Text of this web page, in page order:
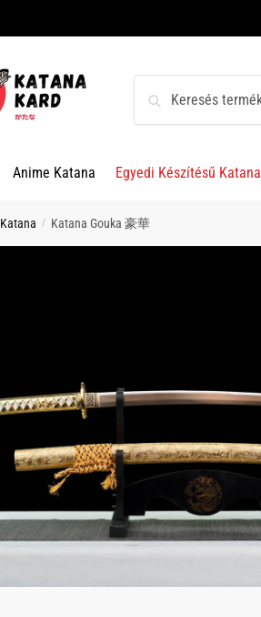
következőre:
Anime Katana Egyedi Készítésű Katana
Katana / Katana Gouka 豪華